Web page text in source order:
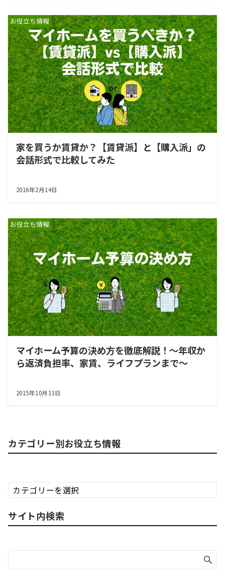
お役立ち情報
家を買うか賃貸か？【賃貸派】と【購入派」の
会話形式で比較してみた
2016年2月14日
お役立ち情報
マイホーム予算の決め方を徹底解説！～年収か
ら返済負担率、家賃、ライフプランまで～
2015年10月13日
カテゴリー別お役立ち情報
カ
テ
リ
ー
お
立
サイト内検索